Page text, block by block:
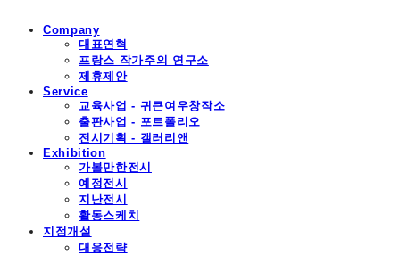
Company
대표연혁
프랑스 작가주의 연구소
제휴제안
Service
교육사업 - 귀큰여우창작소
출판사업 - 포트폴리오
전시기획 - 갤러리앤
Exhibition
가볼만한전시
예정전시
지난전시
활동스케치
지점개설
대응전략